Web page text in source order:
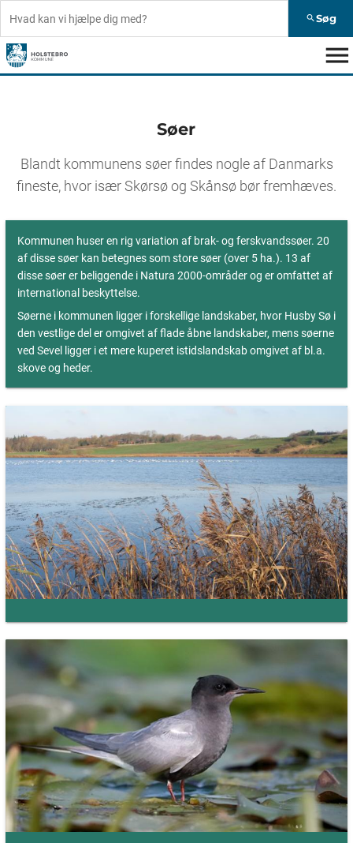
search Søg
menu
Søer
Blandt kommunens søer findes nogle af Danmarks
fineste, hvor især Skørsø og Skånsø bør fremhæves.
Kommunen huser en rig variation af brak- og ferskvandssøer. 20
af disse søer kan betegnes som store søer (over 5 ha.). 13 af
disse søer er beliggende i Natura 2000-områder og er omfattet af
international beskyttelse.
Søerne i kommunen ligger i forskellige landskaber, hvor Husby Sø i
den vestlige del er omgivet af flade åbne landskaber, mens søerne
ved Sevel ligger i et mere kuperet istidslandskab omgivet af bl.a.
skove og heder.